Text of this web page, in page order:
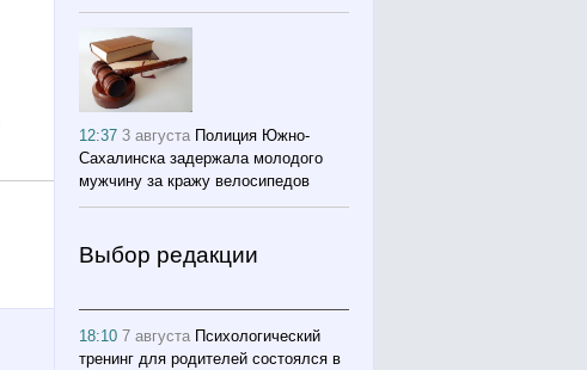
12:373 августа Полиция Южно-
Сахалинска задержала молодого
мужчину за кражу велосипедов
Выбор редакции
18:107 августа Психологический
тренинг для родителей состоялся в